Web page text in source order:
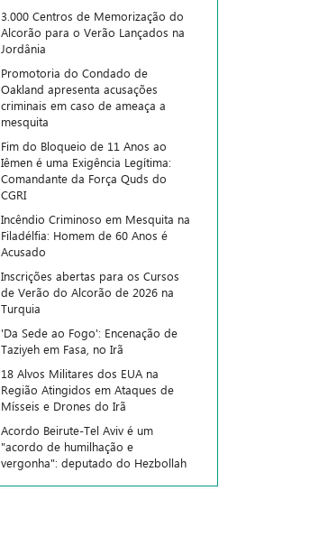
3.000 Centros de Memorização do
Alcorão para o Verão Lançados na
Jordânia
Promotoria do Condado de
Oakland apresenta acusações
criminais em caso de ameaça a
mesquita
Fim do Bloqueio de 11 Anos ao
Iêmen é uma Exigência Legítima:
Comandante da Força Quds do
CGRI
Incêndio Criminoso em Mesquita na
Filadélfia: Homem de 60 Anos é
Acusado
Inscrições abertas para os Cursos
de Verão do Alcorão de 2026 na
Turquia
'Da Sede ao Fogo': Encenação de
Taziyeh em Fasa, no Irã
18 Alvos Militares dos EUA na
Região Atingidos em Ataques de
Mísseis e Drones do Irã
Acordo Beirute-Tel Aviv é um
"acordo de humilhação e
vergonha": deputado do Hezbollah